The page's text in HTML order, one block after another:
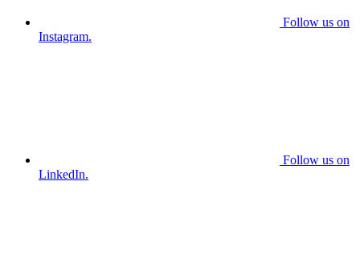
Follow us on
Instagram.
Follow us on
LinkedIn.